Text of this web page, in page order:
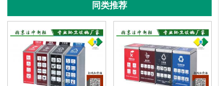
同类推荐